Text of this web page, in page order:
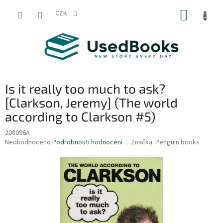
CZK
Is it really too much to ask?
[Clarkson, Jeremy] (The world
according to Clarkson #5)
208096A
Průměrné
Neohodnoceno Podrobnosti hodnocení Značka: Penguin books